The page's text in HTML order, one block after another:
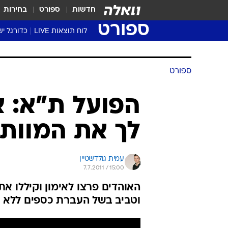
חדשות ספורט בחירות
ספורט לוח תוצאות LIVE כדורגל
שגרירים
נבחרות
ליגה
ספורט
הפועל ת"א:
לך את
עמית גולדשטיין
7.7.2011 / 15:00
האוהדים פרצו לאימון
וטביב בשל העברת כספים ללא